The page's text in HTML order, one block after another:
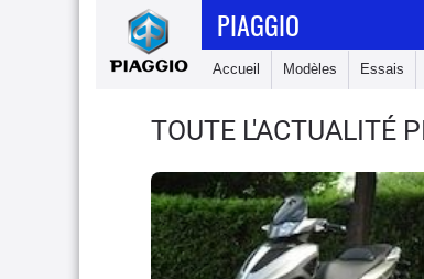
PIAGGIO
Accueil Modèles Essais
TOUTE L'ACTUALITÉ